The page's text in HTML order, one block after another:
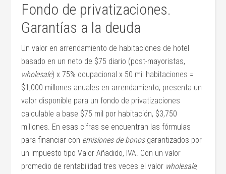
Fondo de privatizaciones.
Garantías a la deuda
Un valor en arrendamiento de habitaciones de hotel
basado en un neto de $75 diario (post-mayoristas,
wholesale) x 75% ocupacional x 50 mil habitaciones =
$1,000 millones anuales en arrendamiento; presenta un
valor disponible para un fondo de privatizaciones
calculable a base $75 mil por habitación, $3,750
millones. En esas cifras se encuentran las fórmulas
para financiar con emisiones de bonosgarantizados por
un Impuesto tipo Valor Añadido, IVA. Con un valor
promedio de rentabilidad tres veces el valor wholesale,